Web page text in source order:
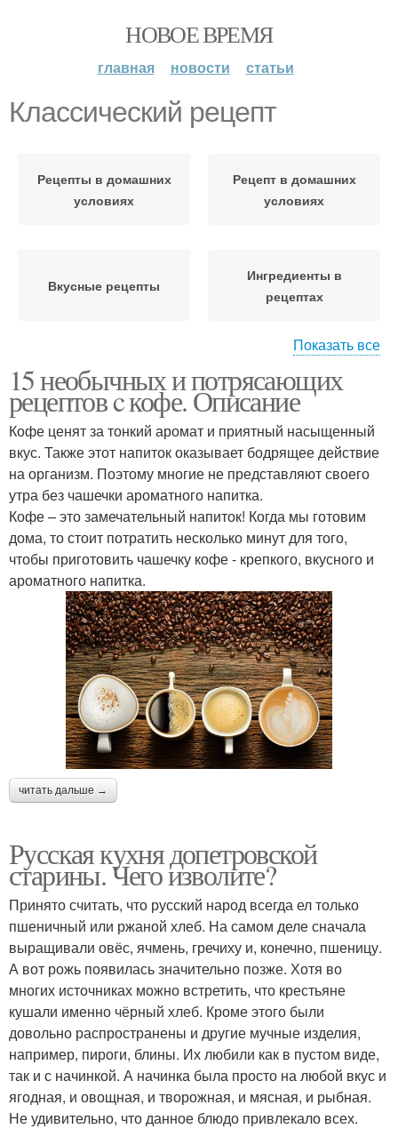
НОВОЕ ВРЕМЯ
главная новости статьи
Классический рецепт
Рецепты в домашних
условиях
Рецепт в домашних
условиях
Вкусные рецепты
Ингредиенты в
рецептах
Интересные рецепты Шуточные рецепты
Пошаговый рецепт
Рецепт с пошаговыми
Рецепт с фото
Показать все
15 необычных и потрясающих
рецептов c кофе. Описание
Кофе ценят за тонкий аромат и приятный насыщенный
вкус. Также этот напиток оказывает бодрящее действие
на организм. Поэтому многие не представляют своего
утра без чашечки ароматного напитка.
Кофе – это замечательный напиток! Когда мы готовим
дома, то стоит потратить несколько минут для того,
чтобы приготовить чашечку кофе - крепкого, вкусного и
ароматного напитка.
читать дальше →
Русская кухня допетровской
старины. Чего изволите?
Принято считать, что русский народ всегда ел только
пшеничный или ржаной хлеб. На самом деле сначала
выращивали овёс, ячмень, гречиху и, конечно, пшеницу.
А вот рожь появилась значительно позже. Хотя во
многих источниках можно встретить, что крестьяне
кушали именно чёрный хлеб. Кроме этого были
довольно распространены и другие мучные изделия,
например, пироги, блины. Их любили как в пустом виде,
так и с начинкой. А начинка была просто на любой вкус и
ягодная, и овощная, и творожная, и мясная, и рыбная.
Не удивительно, что данное блюдо привлекало всех.